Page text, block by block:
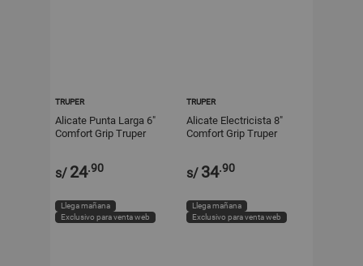
TRUPER
Alicate Punta Larga 6"
Comfort Grip Truper
s/ 24.90
Llega mañana
Exclusivo para venta web
TRUPER
Alicate Electricista 8"
Comfort Grip Truper
s/ 34.90
Llega mañana
Exclusivo para venta web